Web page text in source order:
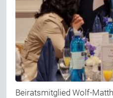
Beiratsmitglied Wolf-